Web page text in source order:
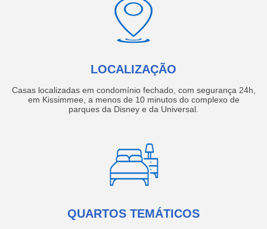
LOCALIZAÇÃO
Casas localizadas em condomínio fechado, com segurança 24h,
em Kissimmee, a menos de 10 minutos do complexo de
parques da Disney e da Universal.
QUARTOS TEMÁTICOS